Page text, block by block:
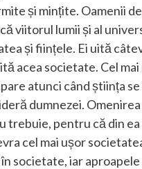
și mințite. Oamenii
viitorul lumii și al
și ființele. Ei uită
acea societate. Cel
atunci când știința
dumnezei.
trebuie, pentru că din
cel mai ușor
societate, iar